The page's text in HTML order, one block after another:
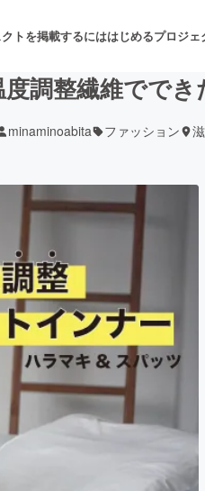
トを掲載するにははじめるプロジェ
舞
ス開発
版 アニ
ビュ
CAMPFIRE
調整繊維でで
minaminoabita ファッション